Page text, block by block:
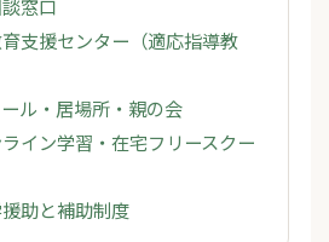
窓口
支援センター（適応指導教
ル・居場所・親の会
イン学習・在宅フリースクー
助と補助制度